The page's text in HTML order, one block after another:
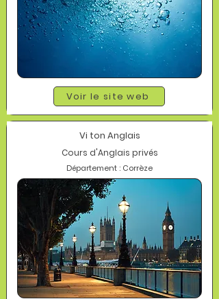
Voir le site web
Vi ton Anglais
Cours d'Anglais privés
Département : Corrèze